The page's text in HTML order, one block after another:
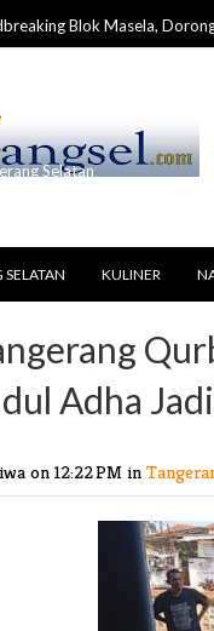
Blok Masela, Dorong
Selatan
KULINER
Adha
on 12:22 PM in